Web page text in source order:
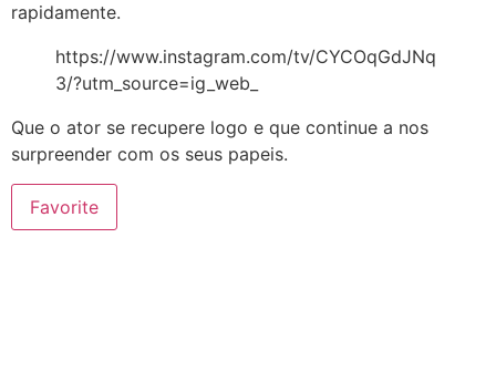
rapidamente.
https://www.instagram.com/tv/CYCOqGdJNq
3/?utm_source=ig_web_
Que o ator se recupere logo e que continue a nos
surpreender com os seus papeis.
Favorite